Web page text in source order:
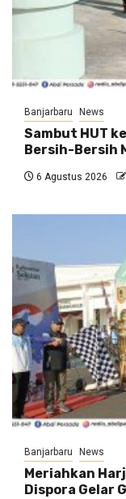
Banjarbaru News
Sambut HUT
Bersih-Bersih
6 Agustus 2026
Banjarbaru News
Meriahkan
Dispora Gelar